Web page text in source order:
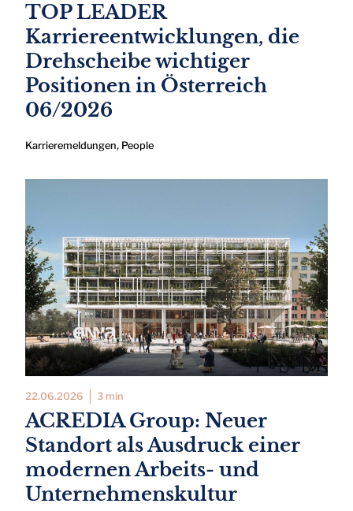
TOP LEADER
Karriereentwicklungen, die
Drehscheibe wichtiger
Positionen in Österreich
06/2026
Karrieremeldungen, People
22.06.2026 3 min
ACREDIA Group: Neuer
Standort als Ausdruck einer
modernen Arbeits- und
Unternehmenskultur